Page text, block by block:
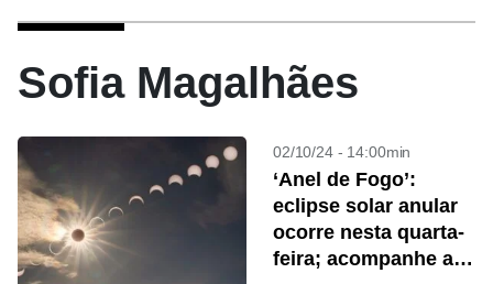
Sofia Magalhães
02/10/24 - 14:00min
‘Anel de Fogo’:
eclipse solar anular
ocorre nesta quarta-
feira; acompanhe ao